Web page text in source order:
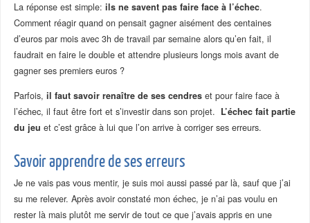
La réponse est simple: ils ne savent pas faire face à l’échec.
Comment réagir quand on pensait gagner aisément des centaines
d’euros par mois avec 3h de travail par semaine alors qu’en fait, il
faudrait en faire le double et attendre plusieurs longs mois avant de
gagner ses premiers euros ?
Parfois, il faut savoir renaître de ses cendreset pour faire face à
l’échec, il faut être fort et s’investir dans son projet. L’échec fait partie
du jeu et c’est grâce à lui que l’on arrive à corriger ses erreurs.
Savoir apprendre de ses erreurs
Je ne vais pas vous mentir, je suis moi aussi passé par là, sauf que j’ai
su me relever. Après avoir constaté mon échec, je n’ai pas voulu en
rester là mais plutôt me servir de tout ce que j’avais appris en une